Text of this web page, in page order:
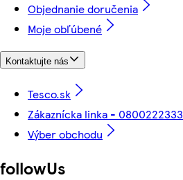
Objednanie doručenia
Moje obľúbené
Kontaktujte nás
Tesco.sk
Zákaznícka linka - 0800222333
Výber obchodu
followUs